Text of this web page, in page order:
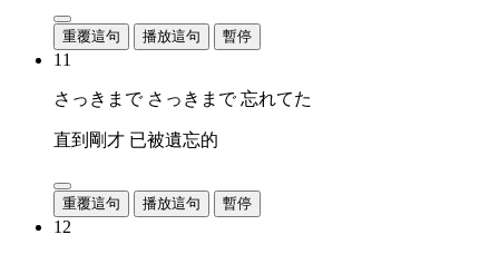
重覆這句 播放這句 暫停
11
さっきまで さっきまで 忘れてた
直到剛才 已被遺忘的
重覆這句 播放這句 暫停
12